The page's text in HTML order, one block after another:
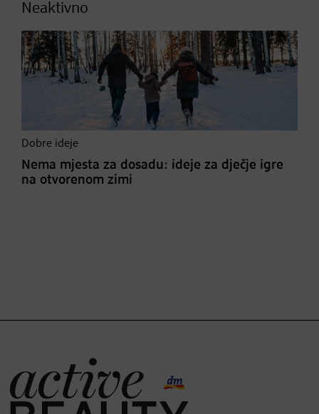
Neaktivno
Dobre ideje
Nema mjesta za dosadu: ideje za dječje igre
na otvorenom zimi